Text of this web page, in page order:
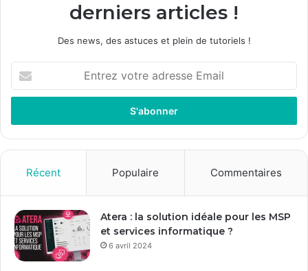
derniers articles !
Des news, des astuces et plein de tutoriels !
t
e
z
r
e
a
d
Récent Populaire Commentaires
Atera : la solution idéale pour les MSP
et services informatique ?
6 avril 2024